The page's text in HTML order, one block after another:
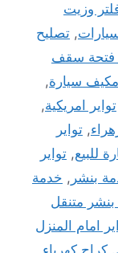
وزيت
, تصليح
فتحة سقف
مكيف سيارة,
تواير امريكية,
, تواير
للبيع, تواير
بنشر , خدمة
متنقل
امام المنزل
كراج كهرباء